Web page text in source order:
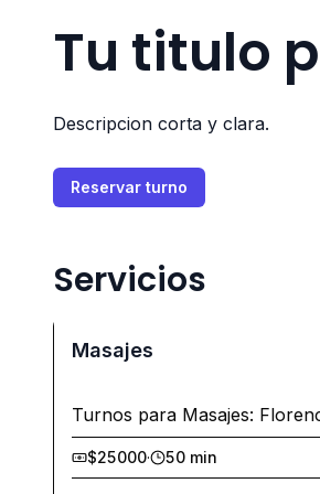
Tu titulo
Descripcion corta y clara.
Reservar turno
Servicios
Masajes
Turnos para Masajes:
$25000· 50 min